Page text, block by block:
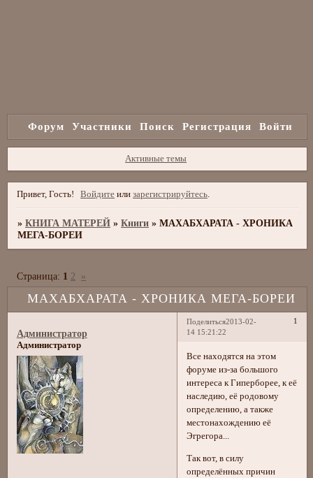
Форум Участники Поиск Регистрация Войти
Активные темы
Привет, Гость! Войдите илизарегистрируйтесь
»КНИГА МАТЕРЕЙ »Книги »МАХАБХАРАТА - ХРОНИКА
МЕГА-БОРЕИ
МАХАБХАРАТА - ХРОНИКА МЕГА-БОРЕИ
Страница: 1 2 »
Поделиться 1
2013-02-
14 15:21:22
Администратор
Администратор
Все находятся на этом
форуме из-за большого
интереса к Гиперборее, к её
наследию, её родовому
определению, а также
местонахождению её
Эгрегора...
Так вот, в силу
определённых причин